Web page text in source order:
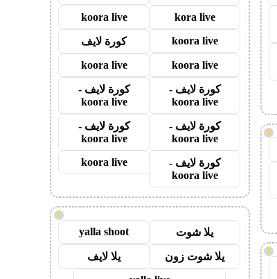
!
!
kora live
koora live
koora live
كورة لايف
koora live
koora live
كورة لايف -
koora live
كورة لايف -
koora live
كورة لايف -
koora live
كورة لايف -
koora live
كورة لايف -
koora live
koora live
!
يلا شوت yalla shoot
يلا شوت زون
يلا لايف